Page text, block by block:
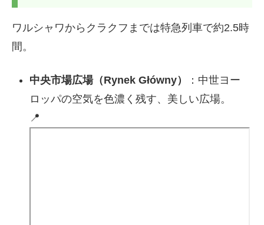
ワルシャワからクラクフまでは特急列車で約2.5時
間。
中央市場広場（Rynek Główny）
：中世ヨー
ロッパの空気を色濃く残す、美しい広場。
📍